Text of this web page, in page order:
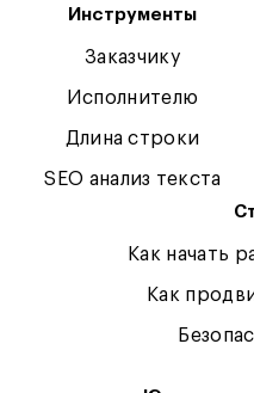
Инструменты
Заказчику
Исполнителю
Длина строки
SEO анализ текста
Как начать
Как